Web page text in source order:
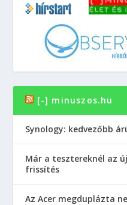
[-] minuszos.hu
Synology: kedvezőbb
Már a tesztereknél az
frissítés
Az Acer megduplázta